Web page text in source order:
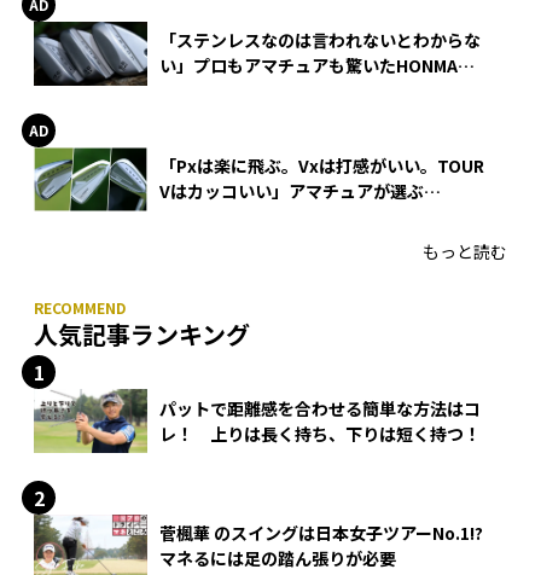
「ステンレスなのは言われないとわからな
い」プロもアマチュアも驚いたHONMA
「Pxは楽に飛ぶ。Vxは打感がいい。TOUR
Vはカッコいい」アマチュアが選ぶ
もっと読む
人気記事ランキング
パットで距離感を合わせる簡単な方法はコ
レ！ 上りは長く持ち、下りは短く持つ！
菅楓華 のスイングは日本女子ツアーNo.1!?
マネるには足の踏ん張りが必要